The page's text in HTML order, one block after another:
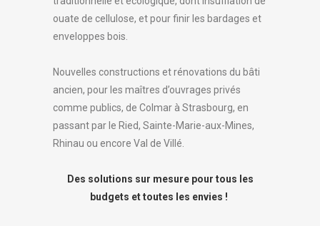
ouate de cellulose, et pour finir les bardages et
enveloppes bois.
Nouvelles constructions et rénovations du bâti
ancien, pour les maîtres d’ouvrages privés
comme publics, de Colmar à Strasbourg, en
passant par le Ried, Sainte-Marie-aux-Mines,
Rhinau ou encore Val de Villé.
Des solutions sur mesure pour tous les
budgets et toutes les envies !